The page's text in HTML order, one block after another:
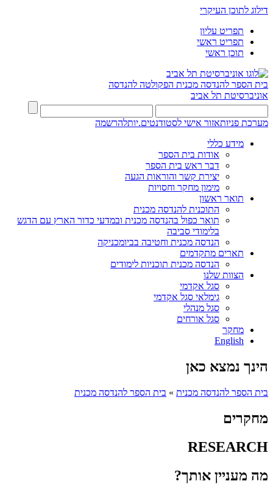
דילוג לתוכן העיקרי
תפריט עליון
תפריט ראשי
תוכן ראשי
בית הספר להנדסה מכנית הפקולטה להנדסה
אוניברסיטת תל אביב
מערכת פניותאזור אישי לסטודנטים.יותלהרשמה
מידע כללי
אודות בית הספר
דבר ראש בית הספר
יצירת קשר והוראות הגעה
מימון מחקר וחסויות
תואר ראשון
התוכנית להנדסה מכנית
תואר כפול בהנדסה מכנית ובמדעי כדור הארץ עם הדגש
בלימודי סביבה
הנדסה מכנית וחטיבה בביומכניקה
תארים מתקדמים
הנדסה מכנית תוכניות לימודים
הצוות שלנו
סגל אקדמי
גימלאי סגל אקדמי
סגל מנהלי
סגל אורחים
מחקר
English
הינך נמצא כאן
בית הספר להנדסה מכנית » בית הספר להנדסה מכנית
מחקרים
RESEARCH
מה מעניין אותך?